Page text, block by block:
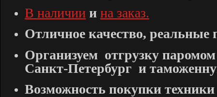
В наличии и на заказ.
Отличное качество, реальные
Организуем отгрузку
Санкт-Петербург и
Возможность покупки